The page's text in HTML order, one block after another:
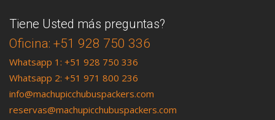
Tiene Usted más preguntas?
Oficina: +51 928 750 336
Whatsapp 1: +51 928 750 336
Whatsapp 2: +51 971 800 236
info@machupicchubuspackers.com
reservas@machupicchubuspackers.com